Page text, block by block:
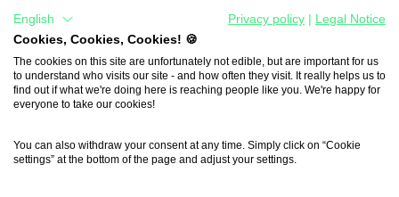
01.02.2024
English Privacy policy
Legal Notice
Cookies, Cookies, Cookies! 🍪
The cookies on this site are unfortunately not edible, but are important for us
to understand who visits our site - and how often they visit. It really helps us to
find out if what we're doing here is reaching people like you. We're happy for
everyone to take our cookies!
You can also withdraw your consent at any time. Simply click on “Cookie
settings” at the bottom of the page and adjust your settings.